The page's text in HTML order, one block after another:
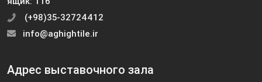
(+98)35-32724412
info@aghightile.ir
Адрес выставочного зала